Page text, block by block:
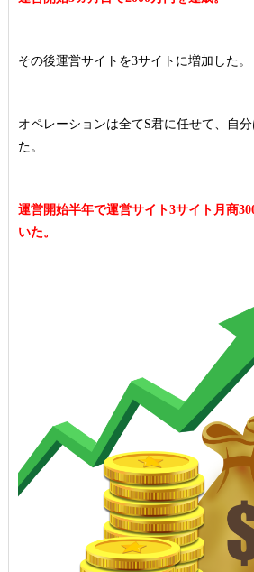
その後運営サイトを3サイトに増加した。
オペレーションは全てS君に任せて、自
た。
運営開始半年で運営サイト3サイト月商
いた。